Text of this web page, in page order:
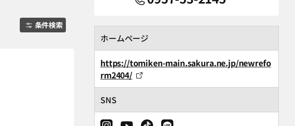
条件検索
ホームページ
https://tomiken-main.sakura.ne.jp/newrefo
rm2404/
SNS